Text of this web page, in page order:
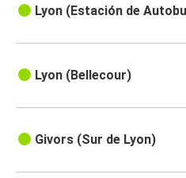
Lyon (Estación de
Lyon (Bellecour)
Givors (Sur de Lyon)